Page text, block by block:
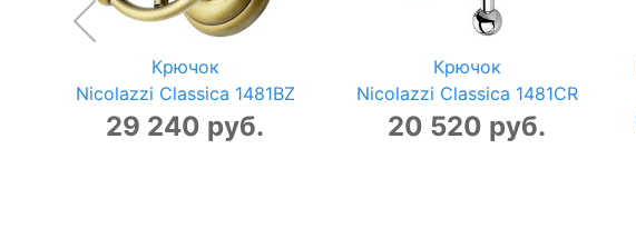
Крючок
Nicolazzi Classica 1481BZ
29 240 руб.
Крючок
Nicolazzi Classica 1481CR
20 520 руб.